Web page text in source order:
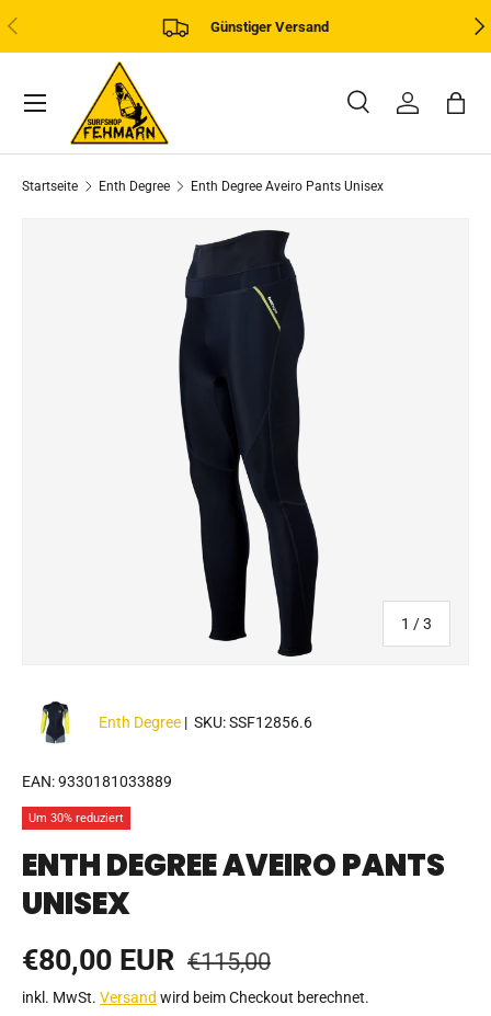
DIREKT ZUM INHALT
VORHERIGE Günstiger Versand
Suchen
Art
SucheEinloggen
Menü
Startseite Enth Degree Enth Degree Aveiro Pants Unisex
ZU PRODUKTINFORMATIONEN SPRINGEN
1 /von
3
Enth Degree | SKU:SSF12856.6
EAN:9330181033889
Um 30% reduziert
ENTH DEGREE AVEIRO PANTS
UNISEX
Verkaufspreis
€80,00 EUR Normaler Preis
€115,00
inkl. MwSt. Versand wird beim Checkout berechnet.